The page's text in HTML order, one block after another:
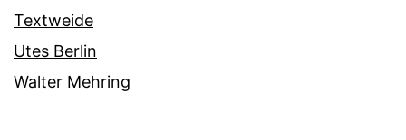
Textweide
Utes Berlin
Walter Mehring